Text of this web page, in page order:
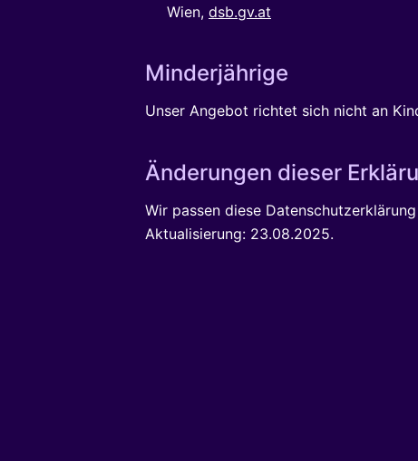
Wien, dsb.gv.at
Minderjährige
Unser Angebot richtet sich nicht an
Änderungen dieser
Wir passen diese
Aktualisierung: 23.08.2025.